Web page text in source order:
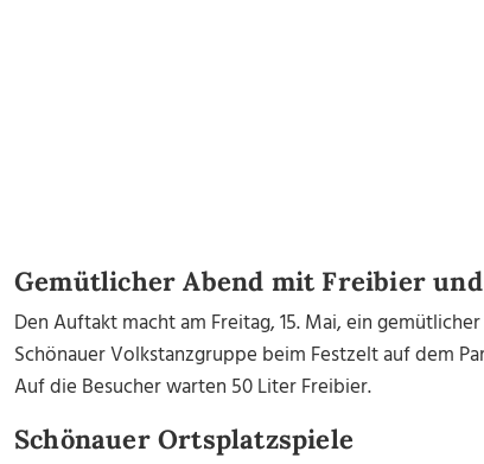
Gemütlicher Abend mit Freibier
Den Auftakt macht am Freitag, 15. Mai, ein
Schönauer Volkstanzgruppe beim Festzelt auf dem
Auf die Besucher warten 50 Liter Freibier.
Schönauer Ortsplatzspiele